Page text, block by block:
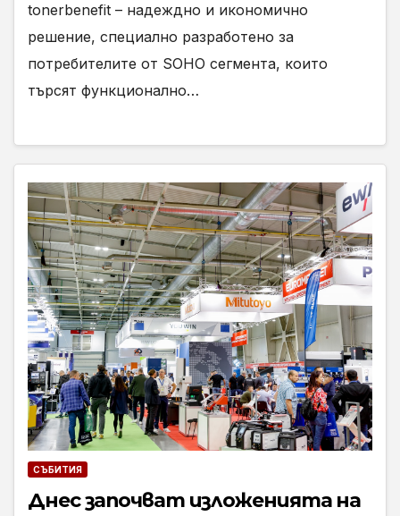
tonerbenefit – надеждно и икономично
решение, специално разработено за
потребителите от SOHO сегмента, които
търсят функционално…
СЪБИТИЯ
Днес започват изложенията на